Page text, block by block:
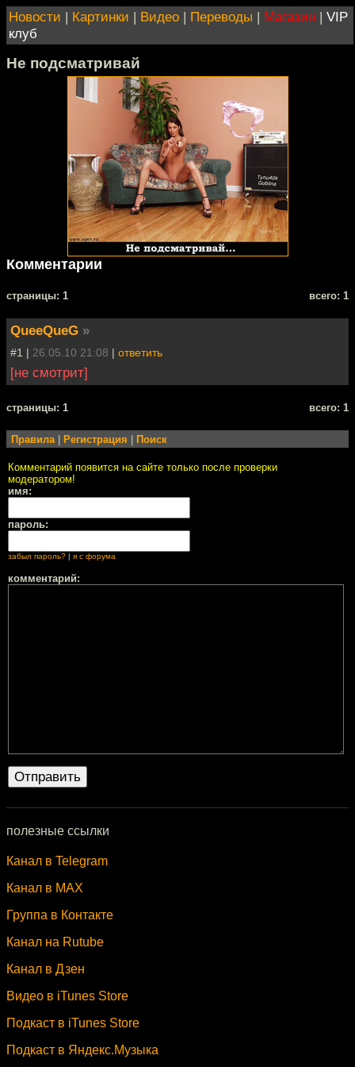
Новости | Картинки | Видео | Переводы | Магазин | VIP
клуб
Не подсматривай
Комментарии
cтраницы: 1 всего: 1
QueeQueG »
#1 | 26.05.10 21:08 | ответить
[не смотрит]
cтраницы: 1 всего: 1
Правила Регистрация Поиск
Комментарий появится на сайте только после проверки
модератором!
имя:
пароль:
забыл пароль? | я с форума
комментарий:
полезные ссылки
Канал в Telegram
Канал в MAX
Группа в Контакте
Канал на Rutube
Канал в Дзен
Видео в iTunes Store
Подкаст в iTunes Store
Подкаст в Яндекс.Музыка